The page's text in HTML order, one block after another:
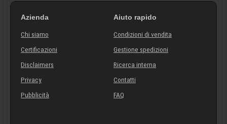
Azienda
Chi siamo
Certificazioni
Disclaimers
Privacy
Pubblicità
Aiuto rapido
Condizioni di vendita
Gestione spedizioni
Ricerca interna
Contatti
FAQ